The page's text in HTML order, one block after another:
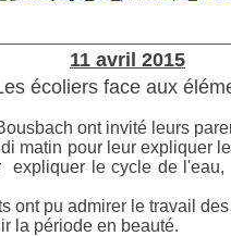
11 avril 2015
écoliers face aux
ont invité leurs
matin pour leur expliquer
le cycle de
pu admirer le travail
la période en beauté.